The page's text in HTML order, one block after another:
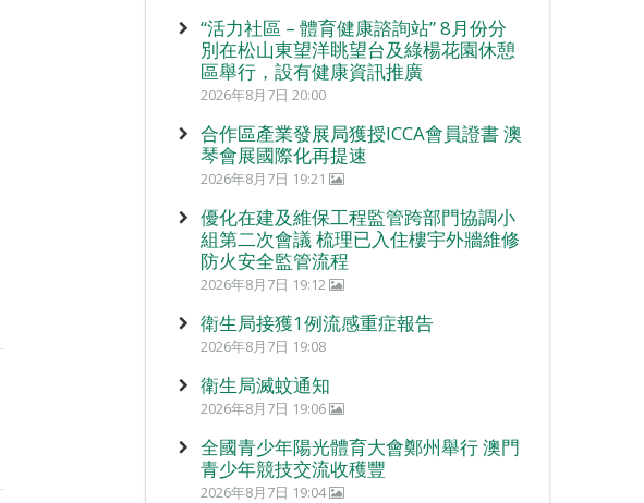
“活力社區 – 體育健康諮詢站” 8月份分
別在松山東望洋眺望台及綠楊花園休憩
區舉行，設有健康資訊推廣
2026年8月7日 20:00
合作區產業發展局獲授ICCA會員證書 澳
琴會展國際化再提速
2026年8月7日 19:21
優化在建及維保工程監管跨部門協調小
組第二次會議 梳理已入住樓宇外牆維修
防火安全監管流程
2026年8月7日 19:12
衛生局接獲1例流感重症報告
2026年8月7日 19:08
衛生局滅蚊通知
2026年8月7日 19:06
全國青少年陽光體育大會鄭州舉行 澳門
青少年競技交流收穫豐
2026年8月7日 19:04